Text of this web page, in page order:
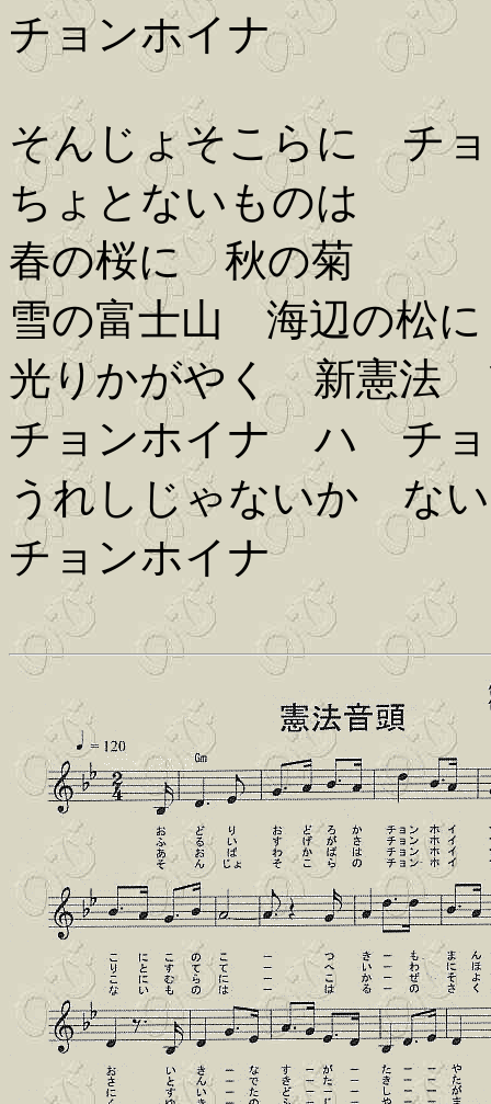
チョンホイナ
そんじょそこらに チ
ちょとないものは
春の桜に 秋の菊
雪の富士山 海辺の松に
光りかがやく 新憲法
チョンホイナ ハ チョ
うれしじゃないか な
チョンホイナ